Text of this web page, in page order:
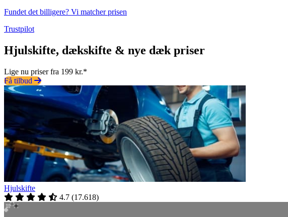
Fundet det billigere? Vi matcher prisen
Trustpilot
Hjulskifte, dækskifte & nye dæk priser
Lige nu priser fra 199 kr.*
Få tilbud
Hjulskifte
4.7 (17.618)